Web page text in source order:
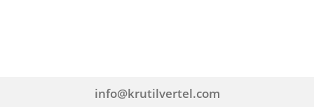
info@krutilvertel.com